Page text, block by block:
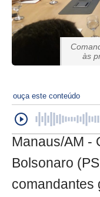
às
ouça este conteúdo
Manaus/AM -
Bolsonaro
comandantes